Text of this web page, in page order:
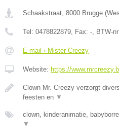
Schaakstraat, 8000 Brugge (
Tel: 0478822879, Fax: -, BTW-
E-mail › Mister Creezy
Website: https://
Clown Mr. Creezy verzorgt
feesten en ▼
clown, kinderanimatie,
▼